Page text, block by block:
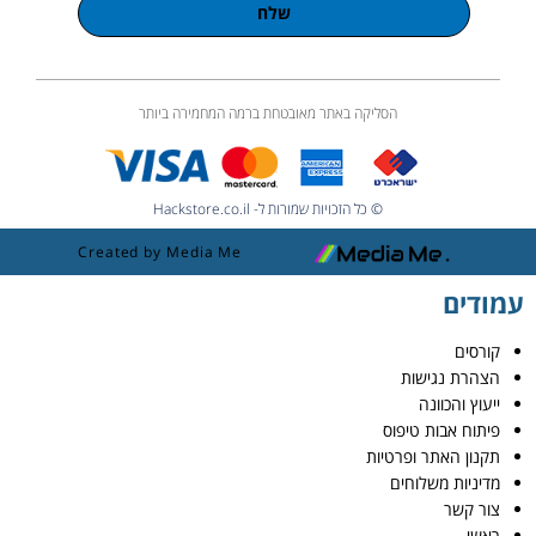
שלח
הסליקה באתר מאובטחת ברמה המחמירה ביותר
© כל הזכויות שמורות ל- Hackstore.co.il
Created by Media Me
עמודים
קורסים
הצהרת נגישות
ייעוץ והכוונה
פיתוח אבות טיפוס
תקנון האתר ופרטיות
מדיניות משלוחים
צור קשר